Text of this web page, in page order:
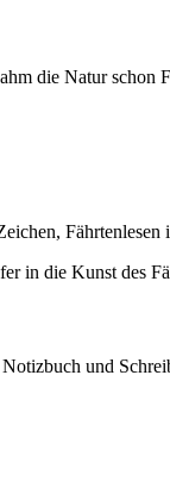
die Natur
in die Kunst des
und